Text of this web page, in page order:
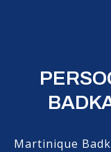
Martinique